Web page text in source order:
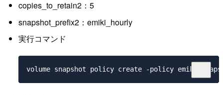
copies_to_retain2：5
snapshot_prefix2：emiki_hourly
実行コマンド